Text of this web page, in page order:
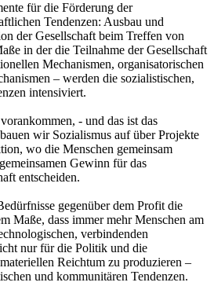
für die Förderung der
Tendenzen: Ausbau und
der Gesellschaft beim Treffen von
in der die Teilnahme der Gesellschaft
Mechanismen, organisatorischen
– werden die sozialistischen,
intensiviert.
- und das ist das
wir Sozialismus auf über Projekte
wo die Menschen gemeinsam
Gewinn für das
entscheiden.
gegenüber dem Profit die
Maße, dass immer mehr Menschen am
verbindenden
nur für die Politik und die
Reichtum zu produzieren –
und kommunitären Tendenzen.